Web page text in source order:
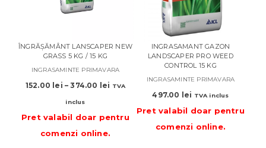
ÎNGRĂȘĂMÂNT LANSCAPER NEW
GRASS 5 KG / 15 KG
INGRASAMINTE PRIMAVARA
152.00 lei – 374.00 lei
prețuri:
152.00 lei
TVA
inclus
Pret valabil doar pentru
comenzi online.
INGRASAMANT GAZON
LANDSCAPER PRO WEED
CONTROL 15 KG
INGRASAMINTE PRIMAVARA
497.00 lei TVA inclus
Pret valabil doar pentru
comenzi online.